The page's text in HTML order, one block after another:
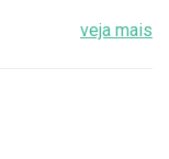
veja mais